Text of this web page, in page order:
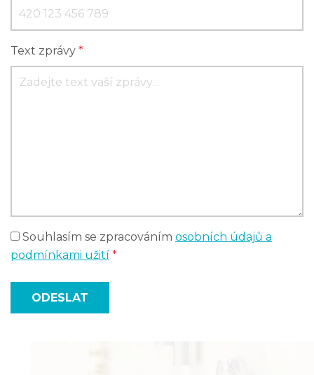
Text zprávy *
Souhlasím se zpracováním osobních údajů a
podmínkami užití *
ODESLAT